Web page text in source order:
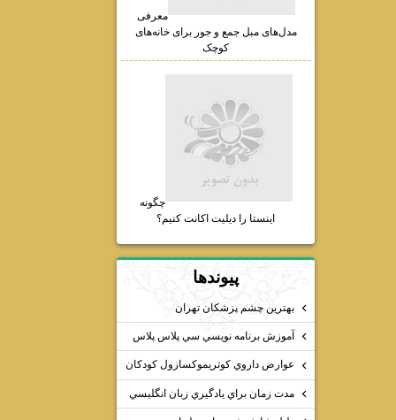
معرفی
مدل‌های مبل جمع و جور برای خانه‌های
کوچک
چگونه
اینستا را دیلیت اکانت کنیم؟
پيوندها
بهترين چشم پزشكان تهران
آموزش برنامه نويسي سي پلاس پلاس
عوارض داروي كوتريموكسازول كودكان
مدت زمان براي يادگيري زبان انگليسي